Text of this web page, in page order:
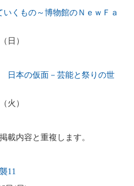
くもの～博物館のＮｅｗＦａ
日）
日本の仮面－芸能と祭りの世
火）
載内容と重複します。
11